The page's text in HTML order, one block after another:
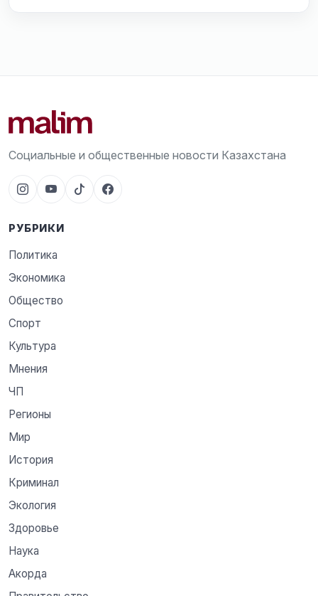
Социальные и общественные новости Казахстана
РУБРИКИ
Политика
Экономика
Общество
Спорт
Культура
Мнения
ЧП
Регионы
Мир
История
Криминал
Экология
Здоровье
Наука
Акорда